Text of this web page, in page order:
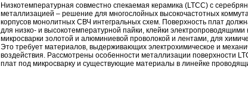
Низкотемпературная совместно спекаемая керамика (LTCC) с
металлизацией – решение для многослойных высокочастотных
корпусов монолитных СВЧ интегральных схем. Поверхность плат
для низко- и высокотемпературной пайки, клейки электропроводящими
микросварки золотой и алюминиевой проволокой и лентами, для
Это требует материалов, выдерживающих электрохимическое и
воздействия. Рассмотрены особенности металлизации поверхности
плат под микросварку и существующие материалы в линейке